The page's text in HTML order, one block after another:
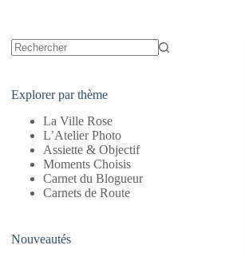
Explorer par thème
La Ville Rose
L’Atelier Photo
Assiette & Objectif
Moments Choisis
Carnet du Blogueur
Carnets de Route
Nouveautés